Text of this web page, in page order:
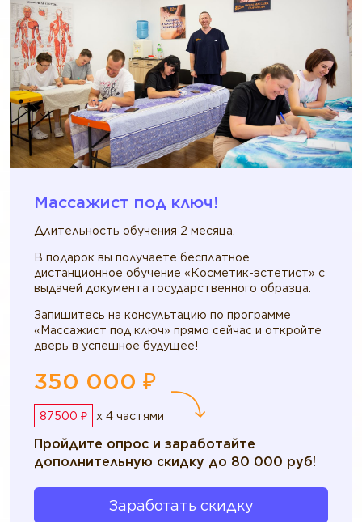
Массажист под ключ!
Длительность обучения 2 месяца.
В подарок вы получаете бесплатное
дистанционное обучение «Косметик-эстетист» с
выдачей документа государственного образца.
Запишитесь на консультацию по программе
«Массажист под ключ» прямо сейчас и откройте
дверь в успешное будущее!
350 000 ₽
87500 ₽ x 4 частями
Пройдите опрос и заработайте
дополнительную скидку до 80 000 руб!
Заработать скидку